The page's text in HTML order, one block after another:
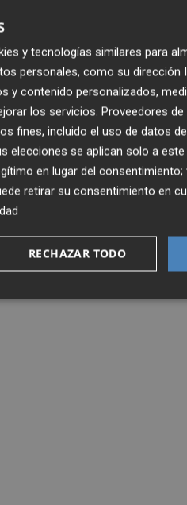
(16 eurodiputados),
UPyD, con 1.004.135
Valenciana,
RAJOY
y tecnologías similares para
personales, como su dirección
y contenido personalizados,
los servicios. Proveedores
fines, incluido el uso de datos
elecciones se aplican solo a
en lugar del
retirar su consentimiento en
RECHAZAR TODO